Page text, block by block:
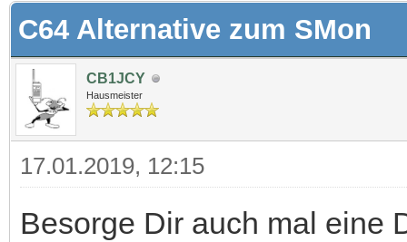
C64 Alternative zum SMon
CB1JCY
Hausmeister
17.01.2019, 12:15
Besorge Dir auch mal eine